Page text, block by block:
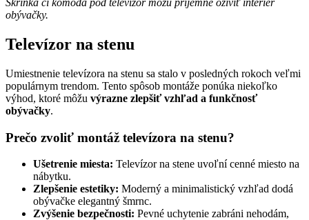
Skrinka či komoda pod televízor môžu príjemne oživiť interiér
obývačky.
Televízor na stenu
Umiestnenie televízora na stenu sa stalo v posledných rokoch veľmi
populárnym trendom. Tento spôsob montáže ponúka niekoľko
výhod, ktoré môžu výrazne zlepšiť vzhľad a funkčnosť
obývačky.
Prečo zvoliť montáž televízora na stenu?
Ušetrenie miesta: Televízor na stene uvoľní cenné miesto na
nábytku.
Zlepšenie estetiky: Moderný a minimalistický vzhľad dodá
obývačke elegantný šmrnc.
Zvýšenie bezpečnosti: Pevné uchytenie zabráni nehodám,